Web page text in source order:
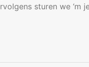
sturen we ‘m